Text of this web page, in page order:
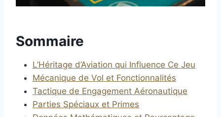
Sommaire
L’Héritage d’Aviation qui Influence Ce Jeu
Mécanique de Vol et Fonctionnalités
Tactique de Engagement Aéronautique
Parties Spéciaux et Primes